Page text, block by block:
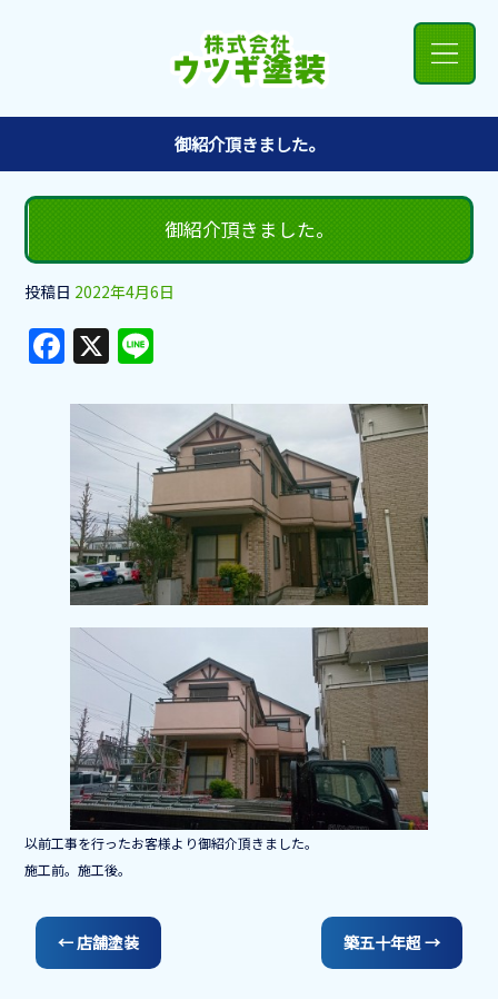
御紹介頂きました。
御紹介頂きました。
投稿日 2022年4月6日
F
a
c
e
b
o
o
k
X
e
以前工事を行ったお客様より御紹介頂きました。
施工前。施工後。
← 店舗塗装 築五十年超 →